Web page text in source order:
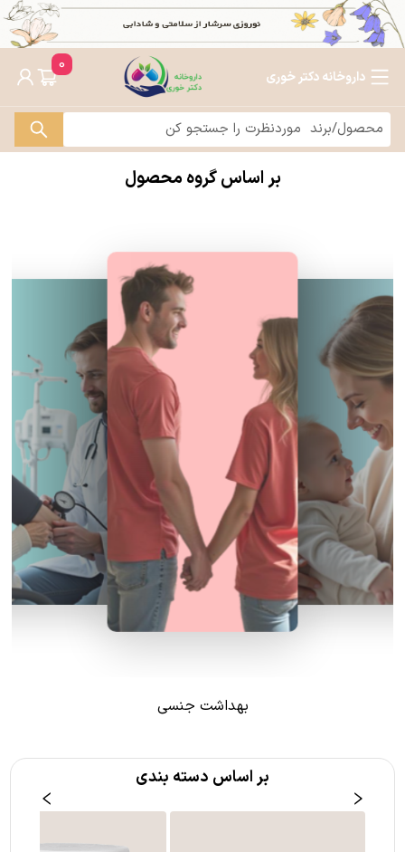
داروخانه دکتر خوری
0
بر اساس گروه محصول
بهداشت جنسی
بر اساس دسته بندی